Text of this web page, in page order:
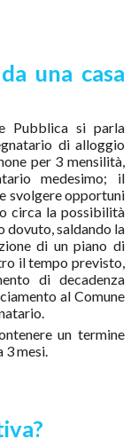
una casa
Pubblica si parla
di alloggio
per 3 mensilità,
medesimo; il
svolgere opportuni
circa la possibilità
dovuto, saldando la
di un piano di
il tempo previsto,
di decadenza
al Comune
un termine
3 mesi.